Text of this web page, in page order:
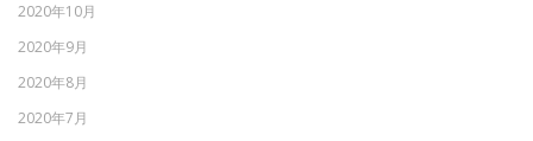
2020年10月
2020年9月
2020年8月
2020年7月